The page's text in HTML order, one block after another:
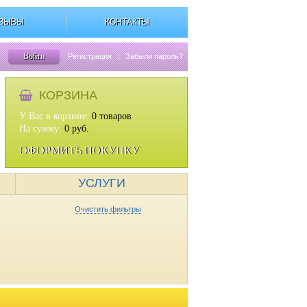
КОНТАКТЫ
Войти Регистрация | Забыли пароль?
КОРЗИНА
У Вас в корзине: 0 товаров
На сумму: 0 руб.
ОФОРМИТЬ ПОКУПКУ
УСЛУГИ
Очистить фильтры